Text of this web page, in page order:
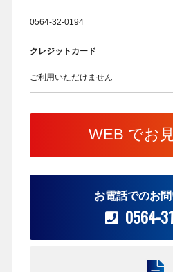
0564-32-0194
クレジットカード
ご利用いただけません
WEB でお
お電話でのお
0564-